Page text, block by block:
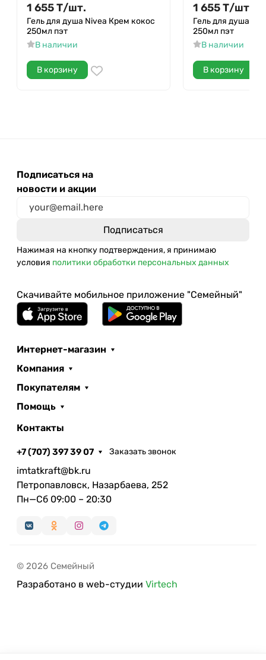
1 655Т/шт.
Гель для душа Nivea Крем кокос
250мл пэт
В наличии
В корзину
1 655Т/шт.
Гель для душа
250мл пэт
В наличии
В корзину
Подписаться на
новости и акции
Нажимая на кнопку подтверждения, я принимаю
условия политики обработки персональных данных
Скачивайте мобильное приложение "Семейный"
Интернет-магазин
Компания
Покупателям
Помощь
Контакты
+7 (707) 397 39 07 Заказать звонок
imtatkraft@bk.ru
Петропавловск, Назарбаева, 252
Пн—Сб 09:00 – 20:30
© 2026 Семейный
Разработано в web-студии Virtech